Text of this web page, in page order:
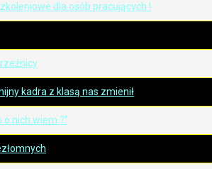
dla osób pracujących !
kadra z klasą nas zmienił
o nich wiem ?”